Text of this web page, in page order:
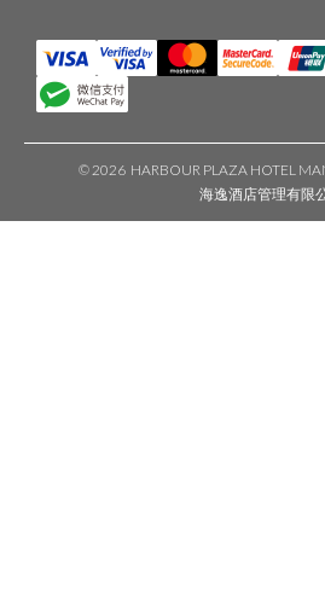
©2026 HARBOUR PLAZA HOTEL
海逸酒店管理有限